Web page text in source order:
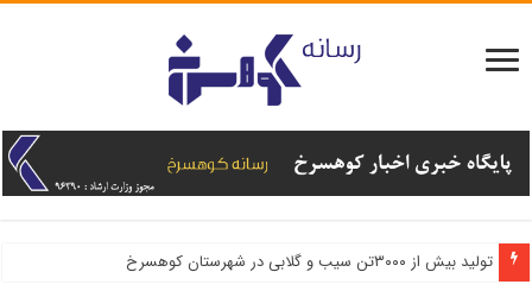
تولید بیش از ۳۰۰۰تن سیب و گلابی در شهرستان کوهسرخ